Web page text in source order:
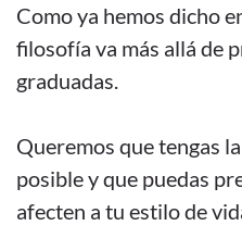
Como ya hemos dicho
filosofía va más allá de
graduadas.
Queremos que tengas
posible y que puedas
afecten a tu estilo de